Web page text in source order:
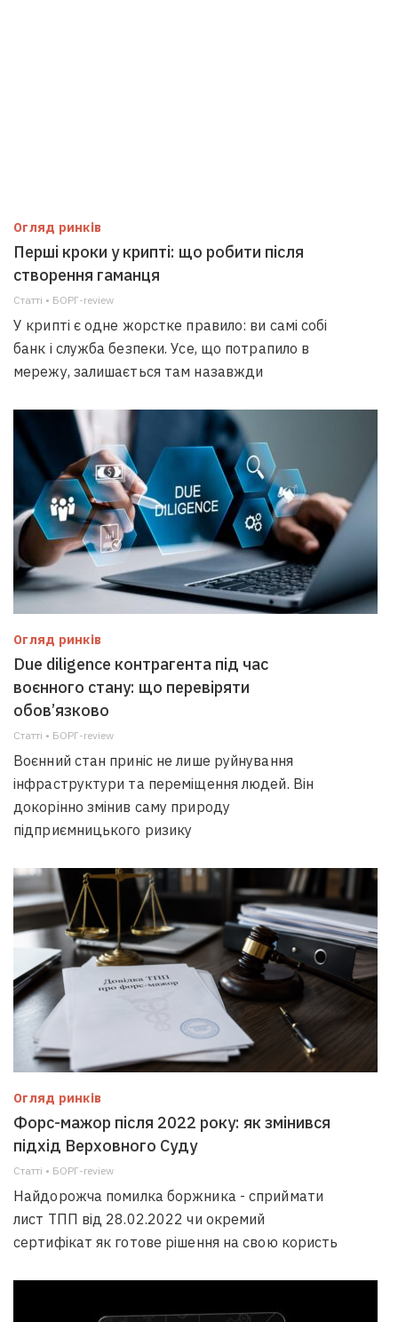
Огляд ринків
Перші кроки у крипті: що робити після
створення гаманця
Статті • БОРГ-review
У крипті є одне жорстке правило: ви самі собі
банк і служба безпеки. Усе, що потрапило в
мережу, залишається там назавжди
Огляд ринків
Due diligence контрагента під час
воєнного стану: що перевіряти
обов’язково
Статті • БОРГ-review
Воєнний стан приніс не лише руйнування
інфраструктури та переміщення людей. Він
докорінно змінив саму природу
підприємницького ризику
Огляд ринків
Форс-мажор після 2022 року: як змінився
підхід Верховного Суду
Статті • БОРГ-review
Найдорожча помилка боржника - сприймати
лист ТПП від 28.02.2022 чи окремий
сертифікат як готове рішення на свою користь